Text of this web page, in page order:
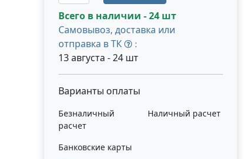
Всего в наличии - 24 шт
Самовывоз, доставка или
отправка в ТК
:
13 августа - 24 шт
Варианты оплаты
Безналичный
расчет
Наличный расчет
Банковские карты